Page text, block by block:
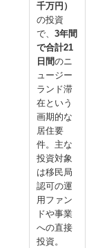
千万円）
の投資
で、 3年間
で合計21
日間のニ
ュージー
ランド滞
在という
画期的な
居住要
件。主な
投資対象
は移民局
認可の運
用ファン
ドや事業
への直接
投資。